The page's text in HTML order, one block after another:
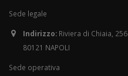
Sede legale
Indirizzo: Riviera di Chiaia, 256
80121 NAPOLI
Sede operativa